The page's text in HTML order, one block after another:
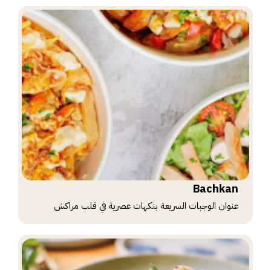
Bachkan
عنوان الوجبات السريعة بنكهات عصرية في قلب مراكش